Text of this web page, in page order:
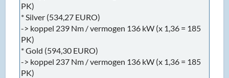
PK)
* Silver (534,27 EURO)
-> koppel 239 Nm / vermogen 136 kW (x 1,36 = 185
PK)
* Gold (594,30 EURO)
-> koppel 237 Nm / vermogen 136 kW (x 1,36 = 185
PK)